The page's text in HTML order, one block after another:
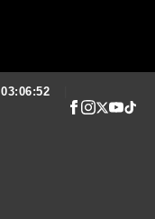
03:06:54